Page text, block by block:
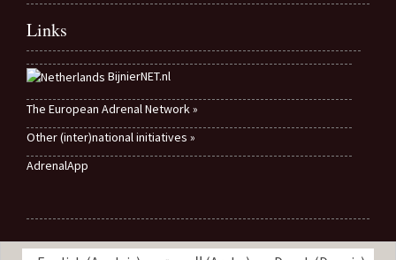
Links
BijnierNET.nl
The European Adrenal Network »
Other (inter)national initiatives »
AdrenalApp